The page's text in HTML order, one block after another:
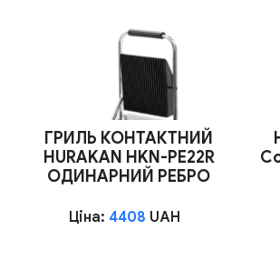
ГРИЛЬ КОНТАКТНИЙ
HURAKAN HKN-PE22R
ОДИНАРНИЙ РЕБРО
Ціна: 4408 UAH